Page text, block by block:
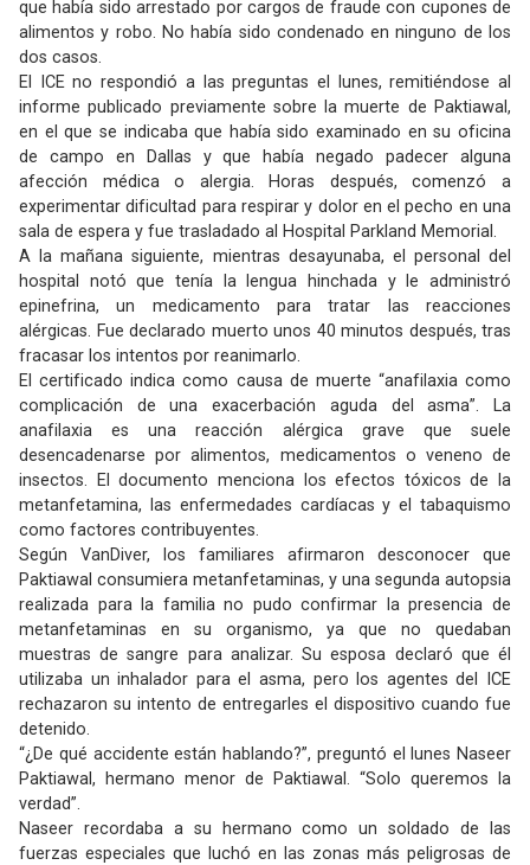
que había sido arrestado por cargos de fraude con cupones de
alimentos y robo. No había sido condenado en ninguno de los
dos casos.
El ICE no respondió a las preguntas el lunes, remitiéndose al
informe publicado previamente sobre la muerte de Paktiawal,
en el que se indicaba que había sido examinado en su oficina
de campo en Dallas y que había negado padecer alguna
afección médica o alergia. Horas después, comenzó a
experimentar dificultad para respirar y dolor en el pecho en una
sala de espera y fue trasladado al Hospital Parkland Memorial.
A la mañana siguiente, mientras desayunaba, el personal del
hospital notó que tenía la lengua hinchada y le administró
epinefrina, un medicamento para tratar las reacciones
alérgicas. Fue declarado muerto unos 40 minutos después, tras
fracasar los intentos por reanimarlo.
El certificado indica como causa de muerte “anafilaxia como
complicación de una exacerbación aguda del asma”. La
anafilaxia es una reacción alérgica grave que suele
desencadenarse por alimentos, medicamentos o veneno de
insectos. El documento menciona los efectos tóxicos de la
metanfetamina, las enfermedades cardíacas y el tabaquismo
como factores contribuyentes.
Según VanDiver, los familiares afirmaron desconocer que
Paktiawal consumiera metanfetaminas, y una segunda autopsia
realizada para la familia no pudo confirmar la presencia de
metanfetaminas en su organismo, ya que no quedaban
muestras de sangre para analizar. Su esposa declaró que él
utilizaba un inhalador para el asma, pero los agentes del ICE
rechazaron su intento de entregarles el dispositivo cuando fue
detenido.
“¿De qué accidente están hablando?”, preguntó el lunes Naseer
Paktiawal, hermano menor de Paktiawal. “Solo queremos la
verdad”.
Naseer recordaba a su hermano como un soldado de las
fuerzas especiales que luchó en las zonas más peligrosas de